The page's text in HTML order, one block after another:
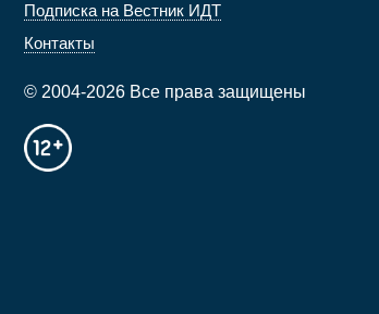
Подписка на Вестник ИДТ
Контакты
© 2004-2026 Все права защищены